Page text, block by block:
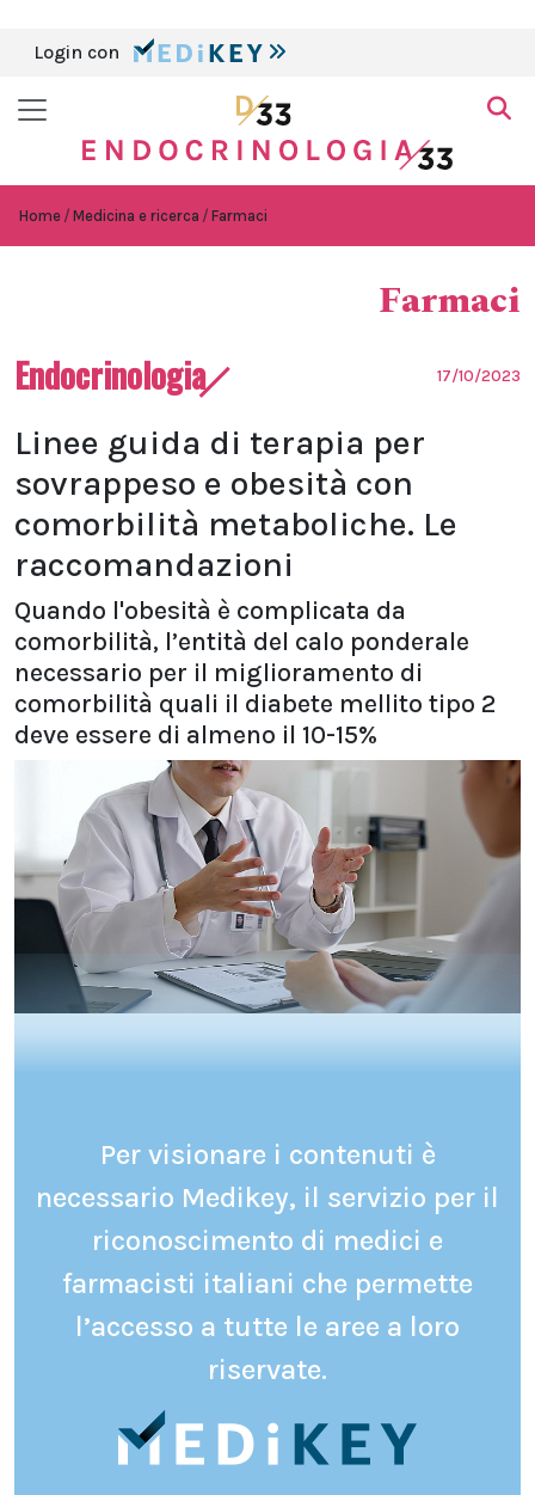
Login con
Home Medicina e ricerca Farmaci
Farmaci
Endocrinologia 17/10/2023
Linee guida di terapia per
sovrappeso e obesità con
comorbilità metaboliche. Le
raccomandazioni
Quando l'obesità è complicata da
comorbilità, l’entità del calo ponderale
necessario per il miglioramento di
comorbilità quali il diabete mellito tipo 2
deve essere di almeno il 10-15%
Per visionare i contenuti è
necessario Medikey, il servizio per il
riconoscimento di medici e
farmacisti italiani che permette
l’accesso a tutte le aree a loro
riservate.